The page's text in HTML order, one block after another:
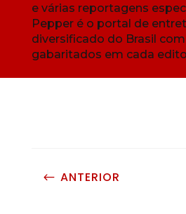
e várias reportagens
Pepper é o portal de
diversificado do Brasil
gabaritados em cada
# ANTERIOR